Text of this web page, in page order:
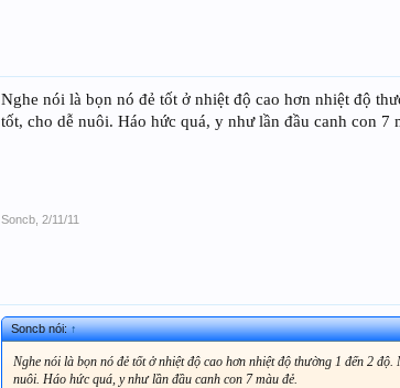
Nghe nói là bọn nó đẻ tốt ở nhiệt độ cao hơn nhiệt độ
tốt, cho dễ nuôi. Háo hức quá, y như lần đầu canh con 7
Soncb 2/11/11
Soncb nói:↑
Nghe nói là bọn nó đẻ tốt ở nhiệt độ cao hơn nhiệt độ thường 1 đến 2
nuôi. Háo hức quá, y như lần đầu canh con 7 màu đẻ.